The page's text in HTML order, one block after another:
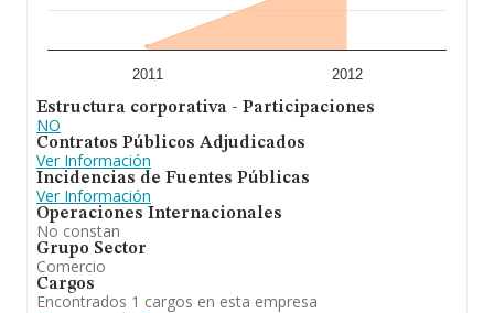
2011 2012
Estructura corporativa - Participaciones
NO
Contratos Públicos Adjudicados
Ver Información
Incidencias de Fuentes Públicas
Ver Información
Operaciones Internacionales
No constan
Grupo Sector
Comercio
Cargos
Encontrados 1 cargos en esta empresa